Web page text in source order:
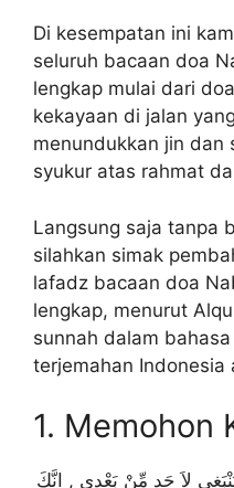
Di kesempatan ini
seluruh bacaan doa
lengkap mulai dari
kekayaan di jalan
menundukkan jin dan
syukur atas rahmat
Langsung saja tanpa
silahkan simak
lafadz bacaan doa
lengkap, menurut
sunnah dalam
terjemahan Indonesia
1. Memohon
لِاَ حَدِ مِّنْ بَعْدِي , اِنَّكَ